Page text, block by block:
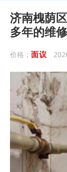
济南槐荫
多年的维
价格： 面议